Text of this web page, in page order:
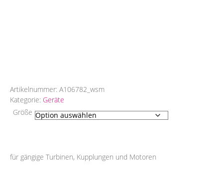
Artikelnummer: A106782_wsm
Kategorie: Geräte
Größe
für gängige Turbinen, Kupplungen und Motoren